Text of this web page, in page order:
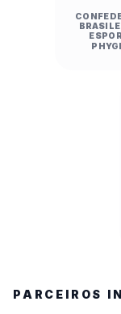
PARCEIROS